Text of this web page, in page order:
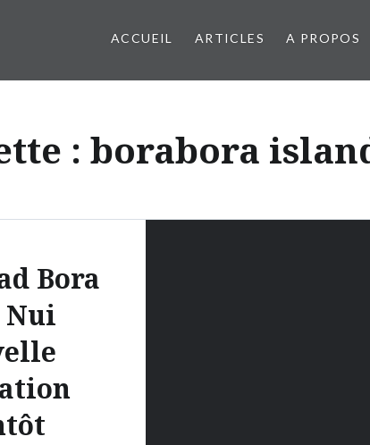
ACCUEIL ARTICLES A PROPOS
: borabora
Bora
Nui